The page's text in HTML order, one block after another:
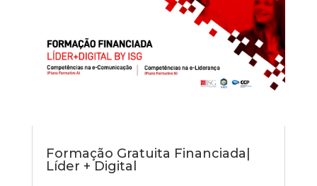
Formação Gratuita Financiada|
Líder + Digital